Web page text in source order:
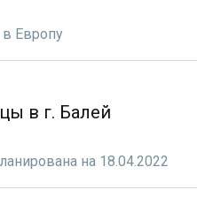
в Европу
в г. Балей
на 18.04.2022